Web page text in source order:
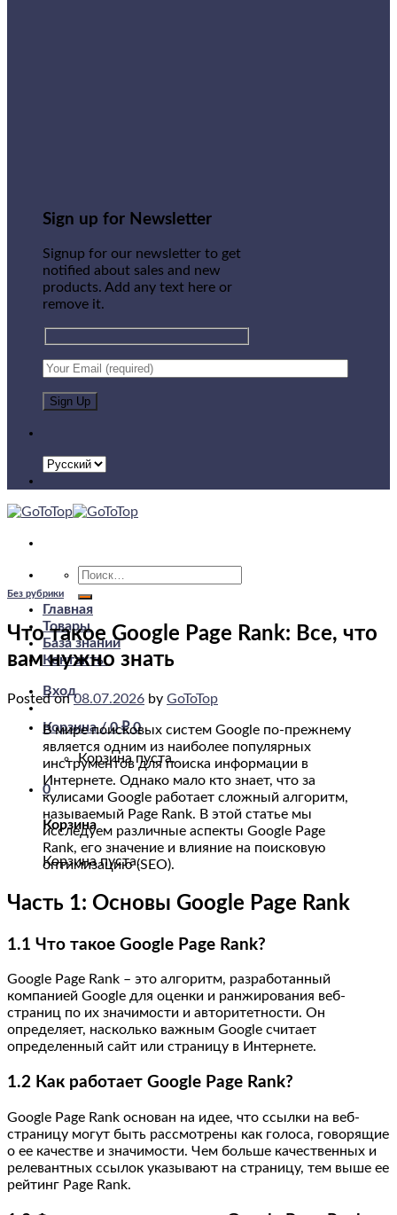
Sign up for Newsletter
Signup for our newsletter to get
notified about sales and new
products. Add any text here or
remove it.
Искать:
Главная
Товары
База знаний
Контакты
Вход
Корзина /0₽ 0
Корзина пуста.
0
Корзина
Корзина пуста.
Без рубрики
Что такое Google Page Rank: Все, что
вам нужно знать
Posted on08.07.2026 by GoToTop
В мире поисковых систем Google по-прежнему
является одним из наиболее популярных
инструментов для поиска информации в
Интернете. Однако мало кто знает, что за
кулисами Google работает сложный алгоритм,
называемый Page Rank. В этой статье мы
исследуем различные аспекты Google Page
Rank, его значение и влияние на поисковую
оптимизацию (SEO).
Часть 1: Основы Google Page Rank
1.1 Что такое Google Page Rank?
Google Page Rank – это алгоритм, разработанный
компанией Google для оценки и ранжирования веб-
страниц по их значимости и авторитетности. Он
определяет, насколько важным Google считает
определенный сайт или страницу в Интернете.
1.2 Как работает Google Page Rank?
Google Page Rank основан на идее, что ссылки на веб-
страницу могут быть рассмотрены как голоса, говорящие
о ее качестве и значимости. Чем больше качественных и
релевантных ссылок указывают на страницу, тем выше ее
рейтинг Page Rank.